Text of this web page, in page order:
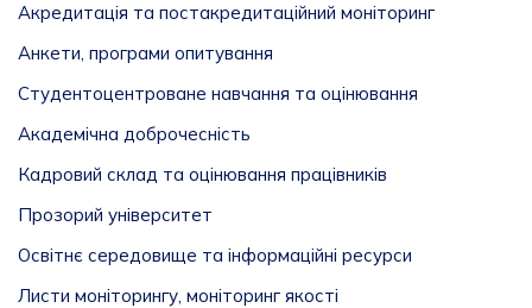
Акредитація та постакредитаційний моніторинг
Анкети, програми опитування
Студентоцентроване навчання та оцінювання
Академічна доброчесність
Кадровий склад та оцінювання працівників
Прозорий університет
Освітнє середовище та інформаційні ресурси
Листи моніторингу, моніторинг якості